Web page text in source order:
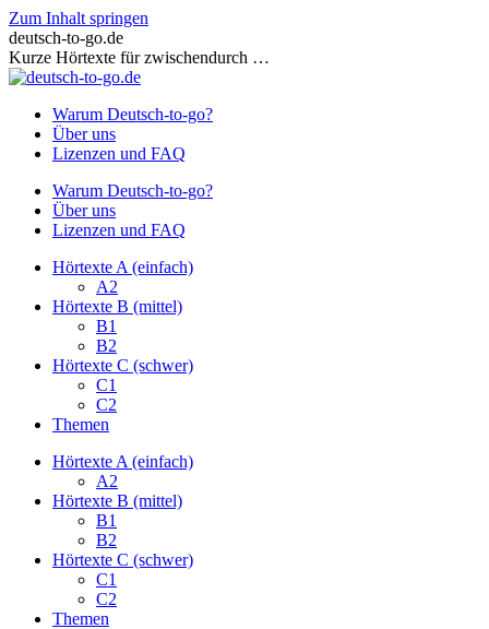
Zum Inhalt springen
deutsch-to-go.de
Kurze Hörtexte für zwischendurch …
Warum Deutsch-to-go?
Über uns
Lizenzen und FAQ
Warum Deutsch-to-go?
Über uns
Lizenzen und FAQ
Hörtexte A (einfach)
A2
Hörtexte B (mittel)
B1
B2
Hörtexte C (schwer)
C1
C2
Themen
Hörtexte A (einfach)
A2
Hörtexte B (mittel)
B1
B2
Hörtexte C (schwer)
C1
C2
Themen